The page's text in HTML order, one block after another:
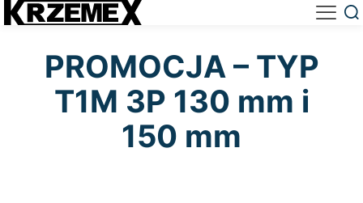
PROMOCJA – TYP
T1M 3P 130 mm i
150 mm